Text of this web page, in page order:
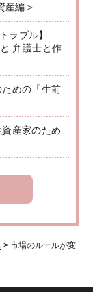
産編＞
ラブル】
弁護士と作
めの「生前
産家のため
> 市場のルールが変